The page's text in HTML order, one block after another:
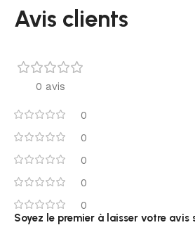
Avis clients
0 avis
0
0
0
0
0
Soyez le premier à laisser votre avis